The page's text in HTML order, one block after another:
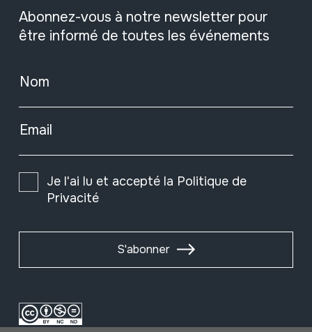
Abonnez-vous à notre newsletter pour
être informé de toutes les événements
Nom
Email
Je l'ai lu et accepté la Politique de
Privacité
S'abonner